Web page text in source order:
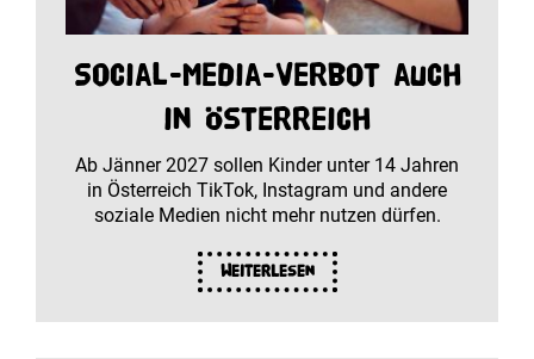
Social-Media-Verbot auch
in Österreich
Ab Jänner 2027 sollen Kinder unter 14 Jahren
in Österreich TikTok, Instagram und andere
soziale Medien nicht mehr nutzen dürfen.
Weiterlesen